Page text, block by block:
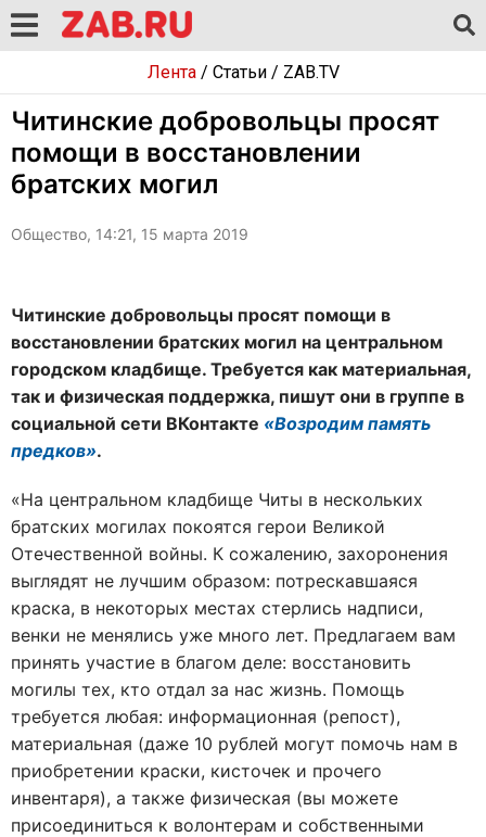
Лента/ Статьи/ ZAB.TV
Читинские добровольцы просят
помощи в восстановлении
братских могил
Общество, 14:21, 15 марта 2019
Читинские добровольцы просят помощи в
восстановлении братских могил на центральном
городском кладбище. Требуется как материальная,
так и физическая поддержка, пишут они в группе в
социальной сети ВКонтакте «Возродим память
предков».
«На центральном кладбище Читы в нескольких
братских могилах покоятся герои Великой
Отечественной войны. К сожалению, захоронения
выглядят не лучшим образом: потрескавшаяся
краска, в некоторых местах стерлись надписи,
венки не менялись уже много лет. Предлагаем вам
принять участие в благом деле: восстановить
могилы тех, кто отдал за нас жизнь. Помощь
требуется любая: информационная (репост),
материальная (даже 10 рублей могут помочь нам в
приобретении краски, кисточек и прочего
инвентаря), а также физическая (вы можете
присоединиться к волонтерам и собственными